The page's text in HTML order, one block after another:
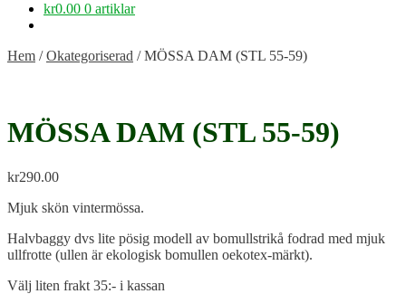
kr0.00 0 artiklar
Hem /Okategoriserad /MÖSSA DAM (STL 55-59)
MÖSSA DAM (STL 55-59)
kr290.00
Mjuk skön vintermössa.
Halvbaggy dvs lite pösig modell av bomullstrikå fodrad med mjuk
ullfrotte (ullen är ekologisk bomullen oekotex-märkt).
Välj liten frakt 35:- i kassan